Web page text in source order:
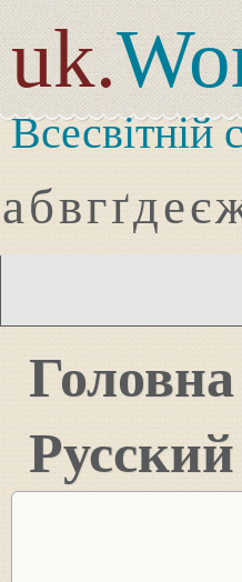
uk.
Всесвітній
абвгґдеє
Головна
Русский